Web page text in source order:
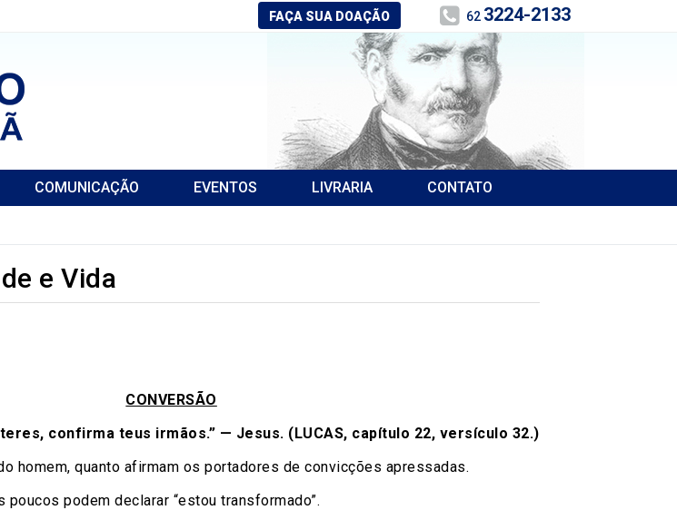
FAÇA SUA DOAÇÃO 62 3224-2133
COMUNICAÇÃO EVENTOS LIVRARIA CONTATO
e Vida
CONVERSÃO
confirma teus irmãos.” — Jesus. (LUCAS, capítulo 22, versículo 32.)
homem, quanto afirmam os portadores de convicções apressadas.
poucos podem declarar “estou transformado”.